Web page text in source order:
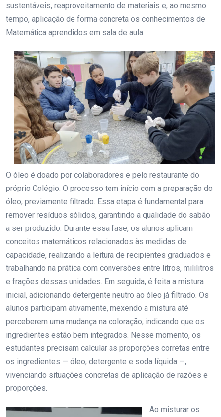
sustentáveis, reaproveitamento de materiais e, ao mesmo
tempo, aplicação de forma concreta os conhecimentos de
Matemática aprendidos em sala de aula.
O óleo é doado por colaboradores e pelo restaurante do
próprio Colégio. O processo tem início com a preparação do
óleo, previamente filtrado. Essa etapa é fundamental para
remover resíduos sólidos, garantindo a qualidade do sabão
a ser produzido. Durante essa fase, os alunos aplicam
conceitos matemáticos relacionados às medidas de
capacidade, realizando a leitura de recipientes graduados e
trabalhando na prática com conversões entre litros, mililitros
e frações dessas unidades. Em seguida, é feita a mistura
inicial, adicionando detergente neutro ao óleo já filtrado. Os
alunos participam ativamente, mexendo a mistura até
perceberem uma mudança na coloração, indicando que os
ingredientes estão bem integrados. Nesse momento, os
estudantes precisam calcular as proporções corretas entre
os ingredientes — óleo, detergente e soda líquida —,
vivenciando situações concretas de aplicação de razões e
proporções.
Ao misturar os